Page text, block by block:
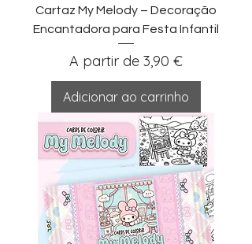
Cartaz My Melody – Decoração
Encantadora para Festa Infantil
A partir de 3,90 €
Preço promocional
Adicionar ao carrinho